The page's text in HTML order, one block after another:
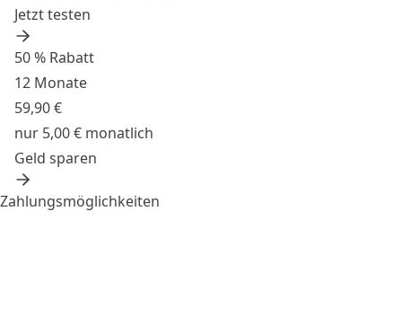
Jetzt testen
50 % Rabatt
12 Monate
59,90 €
nur 5,00 € monatlich
Geld sparen
Zahlungsmöglichkeiten